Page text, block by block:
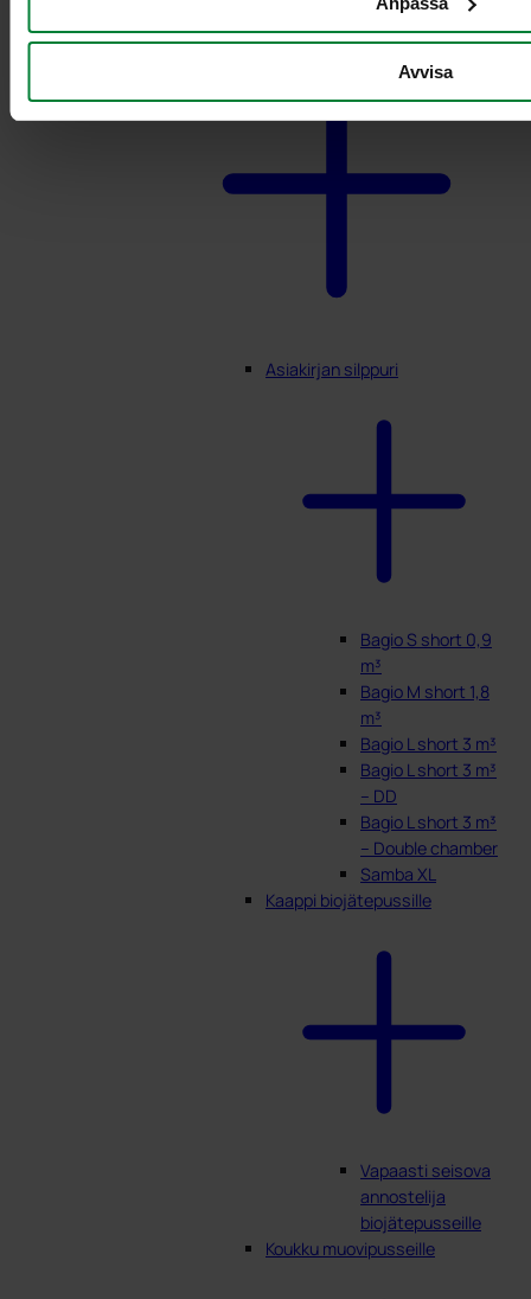
Avvisa
Lisävarusteet jätekäsittely sisätiloissa
Asiakirjan silppuri
Bagio S short 0,9
m³
Bagio M short 1,8
m³
Bagio L short 3 m³
Bagio L short 3 m³
– DD
Bagio L short 3 m³
– Double chamber
Samba XL
Kaappi biojätepussille
Vapaasti seisova
annostelija
biojätepusseille
Koukku muovipusseille